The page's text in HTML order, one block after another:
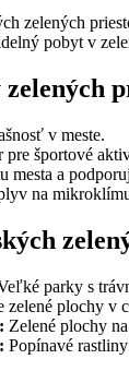
zelených
pobyt v
v meste.
pre športové
mesta a
na
parky s
zelené plochy v
Zelené plochy
Popínavé